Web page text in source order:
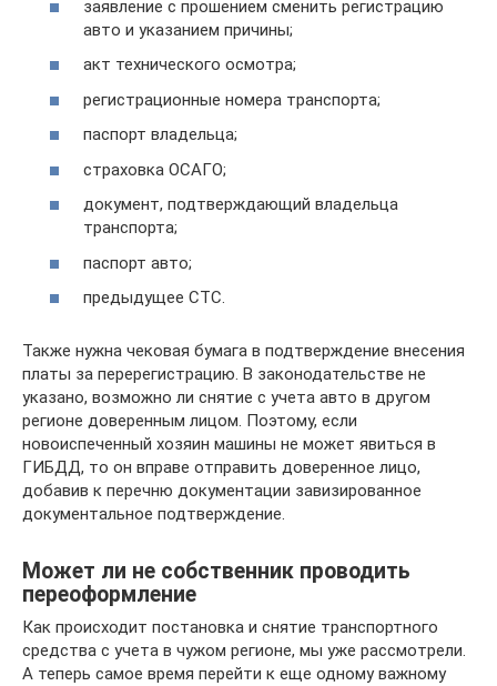
заявление с прошением сменить регистрацию
авто и указанием причины;
акт технического осмотра;
регистрационные номера транспорта;
паспорт владельца;
страховка ОСАГО;
документ, подтверждающий владельца
транспорта;
паспорт авто;
предыдущее СТС.
Также нужна чековая бумага в подтверждение внесения
платы за перерегистрацию. В законодательстве не
указано, возможно ли снятие с учета авто в другом
регионе доверенным лицом. Поэтому, если
новоиспеченный хозяин машины не может явиться в
ГИБДД, то он вправе отправить доверенное лицо,
добавив к перечню документации завизированное
документальное подтверждение.
Может ли не собственник проводить
переоформление
Как происходит постановка и снятие транспортного
средства с учета в чужом регионе, мы уже рассмотрели.
А теперь самое время перейти к еще одному важному